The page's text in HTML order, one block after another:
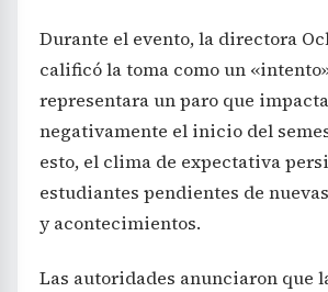
Durante el evento, la directora
calificó la toma como un
representara un paro que
negativamente el inicio del
esto, el clima de expectativa
estudiantes pendientes de
y acontecimientos.
Las autoridades anunciaron que